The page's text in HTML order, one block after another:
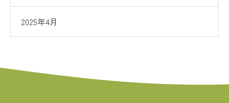
2025年4月